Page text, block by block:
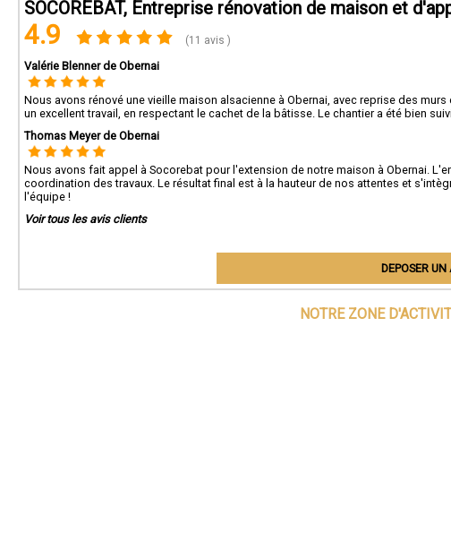
SOCOREBAT, Entreprise rénovation de maison et
4.9 (11 avis )
Valérie Blenner de Obernai
Nous avons rénové une vieille maison alsacienne à Obernai, avec reprise des
un excellent travail, en respectant le cachet de la bâtisse. Le chantier a été bien
Thomas Meyer de Obernai
Nous avons fait appel à Socorebat pour l'extension de notre maison à Obernai.
coordination des travaux. Le résultat final est à la hauteur de nos attentes et
l'équipe !
Voir tous les avis clients
DEPOSER UN
NOTRE ZONE